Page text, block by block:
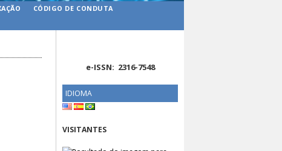
e-ISSN: 2316-7548
IDIOMA
VISITANTES
CÓDIGO DE CONDUTA